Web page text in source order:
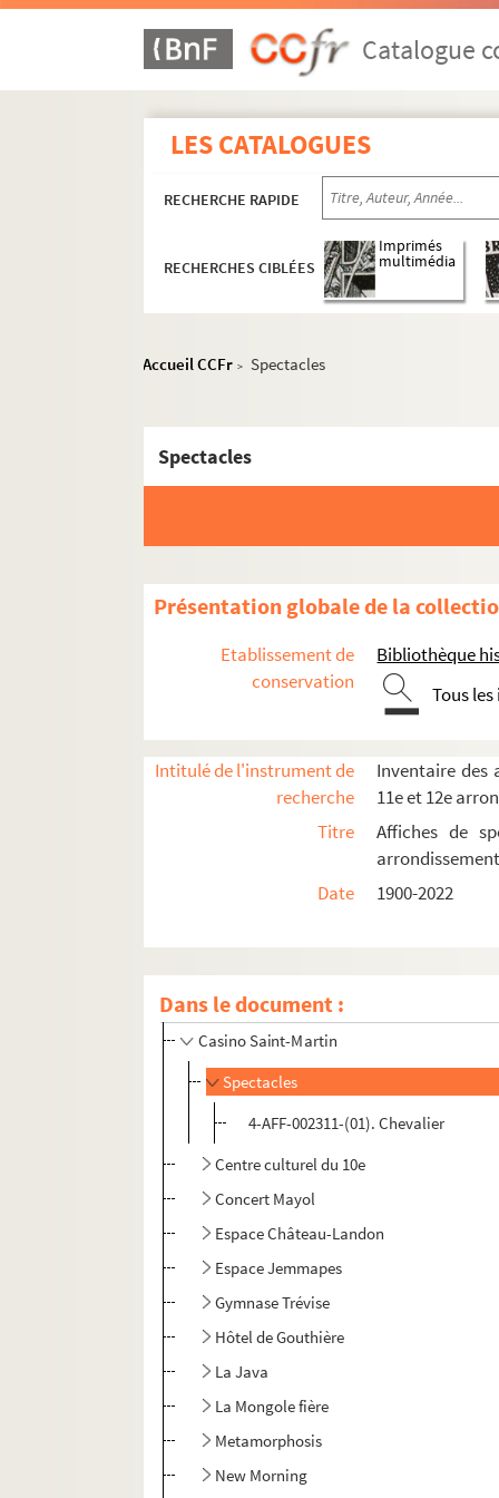
Catalogue
LES CATALOGUES
RECHERCHE RAPIDE
RECHERCHES CIBLÉES
Imprimés
multimédia
Accueil CCFr > Spectacles
Spectacles
Présentation globale de la
Etablissement de
conservation
Bibliothèque
Tous
Intitulé de l'instrument de
recherche
Inventaire des
11e et 12e
Titre
Affiches de
Date
1900-2022
Dans le document :
8e arrondissement
L'Archipel
Canal Saint-Martin
Casino Saint-Martin
Spectacles
4-AFF-002311-(01). Chevalier
Centre culturel du 10e
Concert Mayol
Espace Château-Landon
Espace Jemmapes
Gymnase Trévise
Hôtel de Gouthière
La Java
La Mongole fière
Metamorphosis
New Morning